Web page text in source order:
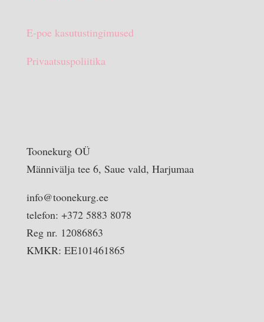
E-poe kasutustingimused
Privaatsuspoliitika
Toonekurg OÜ
Männivälja tee 6, Saue vald, Harjumaa
info@toonekurg.ee
telefon: +372 5883 8078
Reg nr. 12086863
KMKR: EE101461865